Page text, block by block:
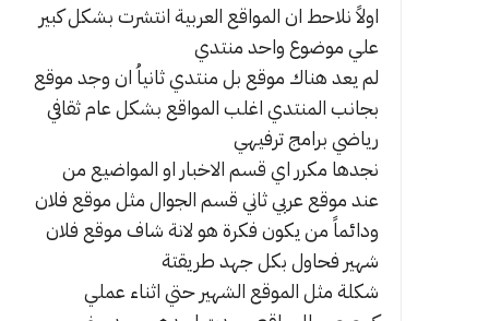
اولاً نلاحط ان المواقع العربية انتشرت بشكل كبير
علي موضوع واحد منتدي
لم يعد هناك موقع بل منتدي ثانياُ ان وجد موقع
بجانب المنتدي اغلب المواقع بشكل عام ثقافي
رياضي برامج ترفيهي
نجدها مكرر اي قسم الاخبار او المواضيع من
عند موقع عربي ثاني قسم الجوال مثل موقع فلان
ودائماً من يكون فكرة هو لانة شاف موقع فلان
شهير فحاول بكل جهد طريقتة
شكلة مثل الموقع الشهير حتي اثناء عملي